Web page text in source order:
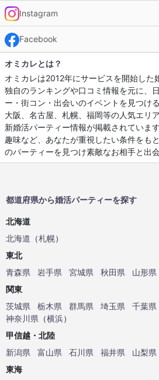
Instagram
Facebook
オミカレとは？
オミカレは2012年にサービスを開始した
独自のランキングや口コミ情報を元に、
ー・街コン・出会いのイベントを見つけ
大阪、名古屋、札幌、福岡等の人気エリ
新婚活パーティー情報が掲載されていま
趣味など、あなたが重視したい条件をも
のパーティーを見つけ素敵なお相手と出会
都道府県から婚活パーティーを探す
北海道
北海道 （札幌）
東北
青森県
岩手県 宮城県 秋田県 山形県
関東
茨城県
栃木県 群馬県 埼玉県 千葉県
神奈川県 （横浜）
甲信越・北陸
新潟県
富山県 石川県 福井県 山梨県
東海